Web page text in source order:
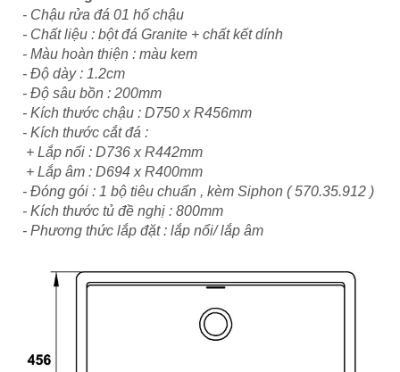
- Chậu rửa đá 01 hố chậu
- Chất liệu : bột đá Granite + chất kết dính
- Màu hoàn thiện : màu kem
- Độ dày : 1.2cm
- Độ sâu bồn : 200mm
- Kích thước chậu : D750 x R456mm
- Kích thước cắt đá :
+ Lắp nổi : D736 x R442mm
+ Lắp âm : D694 x R400mm
- Đóng gói : 1 bộ tiêu chuẩn , kèm Siphon ( 570.35.912 )
- Kích thước tủ đề nghị : 800mm
- Phương thức lắp đặt : lắp nổi/ lắp âm